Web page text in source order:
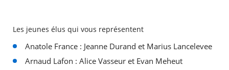
Les jeunes élus qui vous représentent
Anatole France : Jeanne Durand et Marius Lancelevee
Arnaud Lafon : Alice Vasseur et Evan Meheut